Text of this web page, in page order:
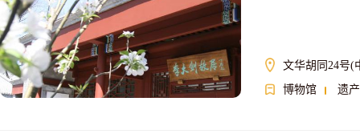
文华胡同24号(
博物馆
遗